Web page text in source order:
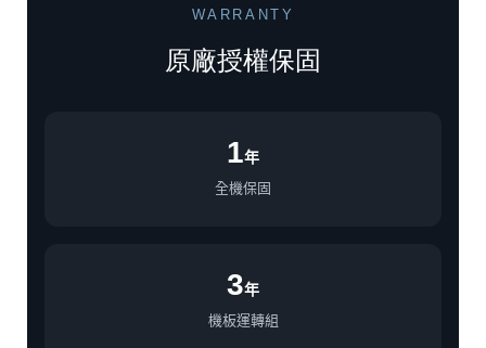
WARRANTY
原廠授權保固
1年
全機保固
3年
機板運轉組